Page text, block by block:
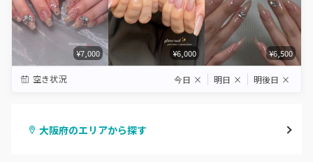
¥7,000 ¥6,000 ¥6,500
空き状況 今日 × 明日 × 明後日 ×
大阪府のエリアから探す